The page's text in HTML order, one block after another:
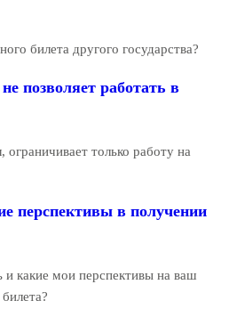
билета другого государства?
позволяет работать в
ограничивает только работу на
перспективы в получении
и какие мои перспективы на ваш